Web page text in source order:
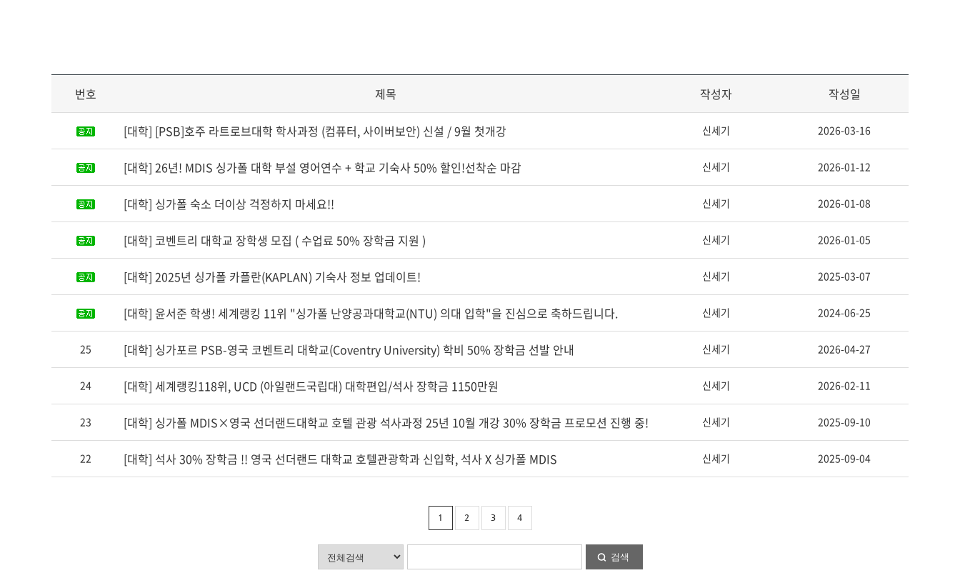
번호 제목 작성자 작성일
[대학] [PSB]호주 라트로브대학 학사과정 (컴퓨터, 사이버보안) 신설 / 9월 첫개강 신세기 2026-03-16
[대학] 26년! MDIS 싱가폴 대학 부설 영어연수 + 학교 기숙사 50% 할인!선착순 마감 신세기 2026-01-12
[대학] 싱가폴 숙소 더이상 걱정하지 마세요!! 신세기 2026-01-08
[대학] 코벤트리 대학교 장학생 모집 ( 수업료 50% 장학금 지원 ) 신세기 2026-01-05
[대학] 2025년 싱가폴 카플란(KAPLAN) 기숙사 정보 업데이트! 신세기 2025-03-07
[대학] 윤서준 학생! 세계랭킹 11위 "싱가폴 난양공과대학교(NTU) 의대 입학"을 진심으로 축하드립니다. 신세기 2024-06-25
25 [대학] 싱가포르 PSB-영국 코벤트리 대학교(Coventry University) 학비 50% 장학금 선발 안내 신세기 2026-04-27
24 [대학] 세계랭킹118위, UCD (아일랜드국립대) 대학편입/석사 장학금 1150만원 신세기 2026-02-11
23 [대학] 싱가폴 MDIS×영국 선더랜드대학교 호텔 관광 석사과정 25년 10월 개강 30% 장학금 프로모션 진행 중! 신세기 2025-09-10
22 [대학] 석사 30% 장학금 !! 영국 선더랜드 대학교 호텔관광학과 신입학, 석사 X 싱가폴 MDIS 신세기 2025-09-04
1 2 3 4
검색